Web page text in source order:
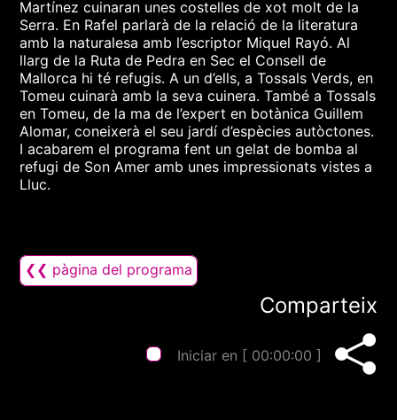
Martínez cuinaran unes costelles de xot molt de la
Serra. En Rafel parlarà de la relació de la literatura
amb la naturalesa amb l’escriptor Miquel Rayó. Al
llarg de la Ruta de Pedra en Sec el Consell de
Mallorca hi té refugis. A un d’ells, a Tossals Verds, en
Tomeu cuinarà amb la seva cuinera. També a Tossals
en Tomeu, de la ma de l’expert en botànica Guillem
Alomar, coneixerà el seu jardí d’espècies autòctones.
I acabarem el programa fent un gelat de bomba al
refugi de Son Amer amb unes impressionats vistes a
Lluc.
❮❮ pàgina del programa
Comparteix
Iniciar en [ 00:00:00 ]